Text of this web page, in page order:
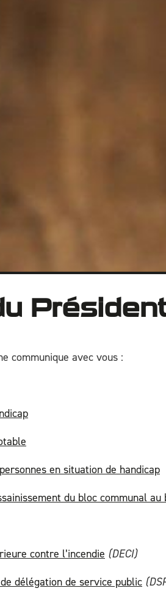
communique avec vous :
en situation de handicap
du bloc communal au
contre l’incendie (DECI)
délégation de service public